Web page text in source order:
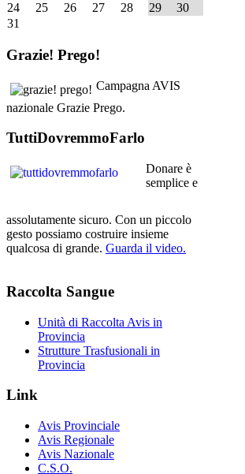
24
25 26 27 28 29
30
31
Grazie! Prego!
Campagna AVIS
nazionale Grazie Prego.
TuttiDovremmoFarlo
Donare è
semplice e
assolutamente sicuro. Con un piccolo
gesto possiamo costruire insieme
qualcosa di grande. Guarda il video.
Raccolta Sangue
Unità di Raccolta Avis in
Provincia
Strutture Trasfusionali in
Provincia
Link
Avis Provinciale
Avis Regionale
Avis Nazionale
C.S.O.